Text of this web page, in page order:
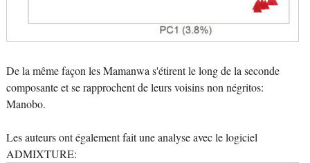
De la même façon les Mamanwa s'étirent le long de la seconde
composante et se rapprochent de leurs voisins non négritos:
Manobo.
Les auteurs ont également fait une analyse avec le logiciel
ADMIXTURE: